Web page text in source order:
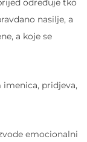
određuje tko
nasilje, a
a koje se
pridjeva,
emocionalni